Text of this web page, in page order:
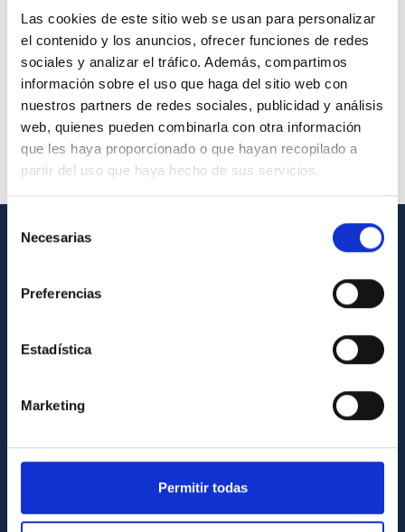
Las cookies de este sitio web se usan para personalizar
el contenido y los anuncios, ofrecer funciones de redes
sociales y analizar el tráfico. Además, compartimos
información sobre el uso que haga del sitio web con
nuestros partners de redes sociales, publicidad y análisis
web, quienes pueden combinarla con otra información
que les haya proporcionado o que hayan recopilado a
partir del uso que haya hecho de sus servicios.
Necesarias
Preferencias
Estadística
Marketing
Permitir todas
Contacto
Directorio de personal
Registro general
INFORMACIÓN INSTITUCIONAL